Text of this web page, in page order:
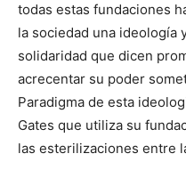
todas estas fundaciones
la sociedad una ideología
solidaridad que dicen
acrecentar su poder
Paradigma de esta
Gates que utiliza su
las esterilizaciones entre